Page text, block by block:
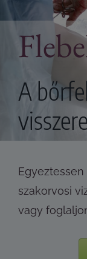
A
szakorvosi
vagy